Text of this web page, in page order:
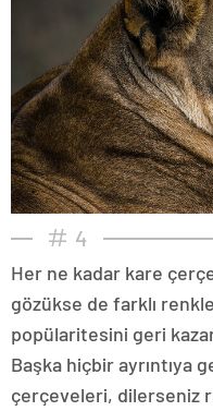
4
Her ne kadar kare
gözükse de farklı
popülaritesini geri
Başka hiçbir ayrıntıya
çerçeveleri, dilerseniz